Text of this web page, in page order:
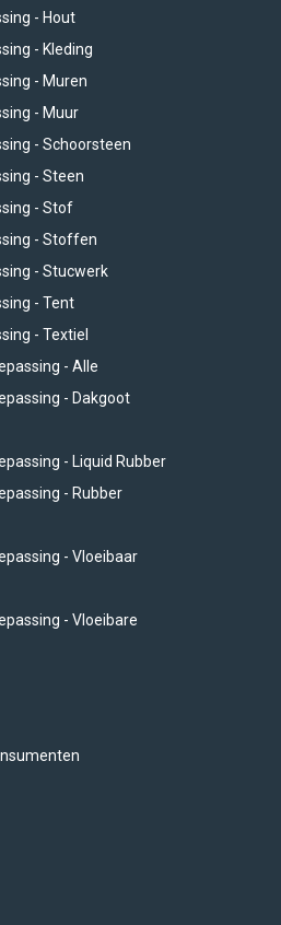
een echt bedrijf, een echt adres
u een vraag over een
uur
- Hout
- Kleding
- Muren
- Muur
- Schoorsteen
- Steen
- Stof
- Stoffen
- Stucwerk
- Tent
- Textiel
- Alle
- Dakgoot
- Liquid Rubber
- Rubber
- Vloeibaar
- Vloeibare